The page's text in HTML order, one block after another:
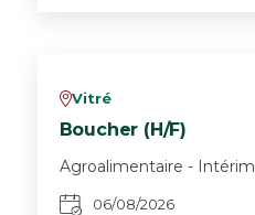
vVitré
Boucher (H/F)
Agroalimentaire - Intérim
06/08/2026